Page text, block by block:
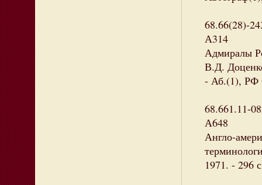
68.66(28)-
А314
Адмиралы
В.Д.
- Аб.(1), РФ
68.661.11-
А648
Англо-
1971. - 296